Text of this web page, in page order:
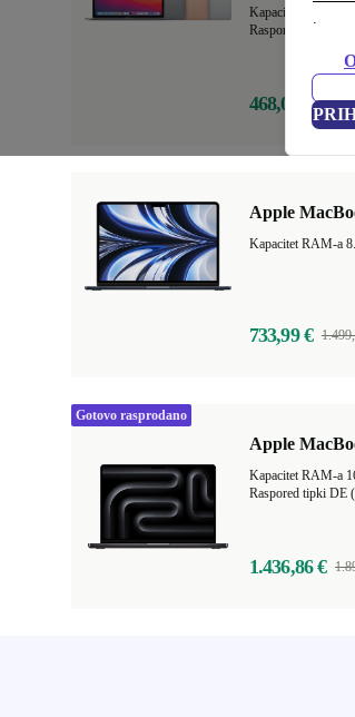
.
Kapacitet RAM-a
Raspored tipki US
468,00 €
Apple
Kapacitet RAM-a
733,99 €
Apple
Kapacitet RAM-a
Raspored tipki DE
1.436,86 €
Gotovo rasprodano